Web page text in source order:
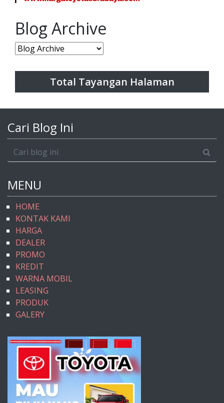
Blog Archive
Total Tayangan Halaman
Cari Blog Ini
MENU
HOME
KONTAK KAMI
HARGA
DEALER
PROMO
KREDIT
WARNA MOBIL
LEASING
PRODUK
GALERY